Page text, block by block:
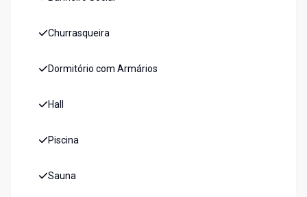
Churrasqueira
Dormitório com Armários
Hall
Piscina
Sauna